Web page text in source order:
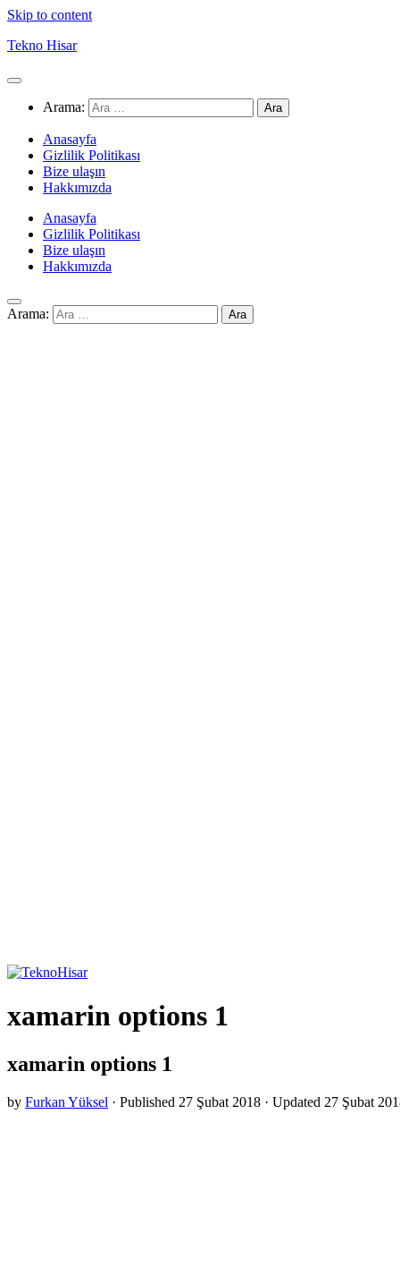
Skip to content
Tekno Hisar
Arama:
Anasayfa
Gizlilik Politikası
Bize ulaşın
Hakkımızda
Anasayfa
Gizlilik Politikası
Bize ulaşın
Hakkımızda
Arama:
xamarin options 1
xamarin options 1
by Furkan Yüksel · Published 27 Şubat 2018 · Updated 27 Şubat